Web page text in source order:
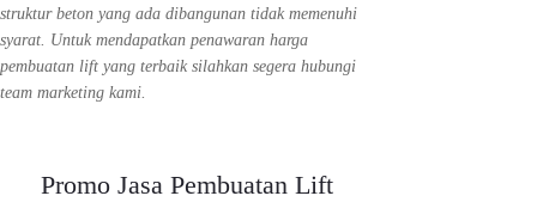
struktur beton yang ada dibangunan tidak memenuhi
syarat. Untuk mendapatkan penawaran harga
pembuatan lift yang terbaik silahkan segera hubungi
team marketing kami.
Promo Jasa Pembuatan Lift